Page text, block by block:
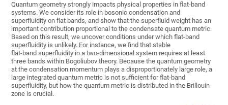
Quantum geometry strongly impacts physical properties in flat-band
systems. We consider its role in bosonic condensation and
superfluidity on flat bands, and show that the superfluid weight has an
important contribution proportional to the condensate quantum metric.
Based on this result, we uncover conditions under which flat-band
superfluidity is unlikely. For instance, we find that stable
flat-band superfluidity in a two-dimensional system requires at least
three bands within Bogoliubov theory. Because the quantum geometry
at the condensation momentum plays a disproportionately large role, a
large integrated quantum metric is not sufficient for flat-band
superfluidity, but how the quantum metric is distributed in the Brillouin
zone is crucial.